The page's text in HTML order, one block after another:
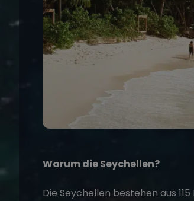
Warum die Seychellen?
Die Seychellen bestehen aus